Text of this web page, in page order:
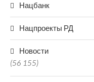
Нацбанк
Нацпроекты РД
Новости
(56 155)